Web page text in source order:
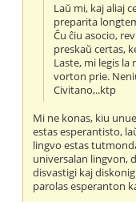
Laŭ mi, kaj aliaj
preparita
Ĉu ĉiu asocio,
preskaŭ certas,
Laste, mi legis
vorton prie.
Civitano,..ktp
Mi ne konas, kiu
estas esperantisto,
lingvo estas
universalan lingvon,
disvastigi kaj
parolas esperanton